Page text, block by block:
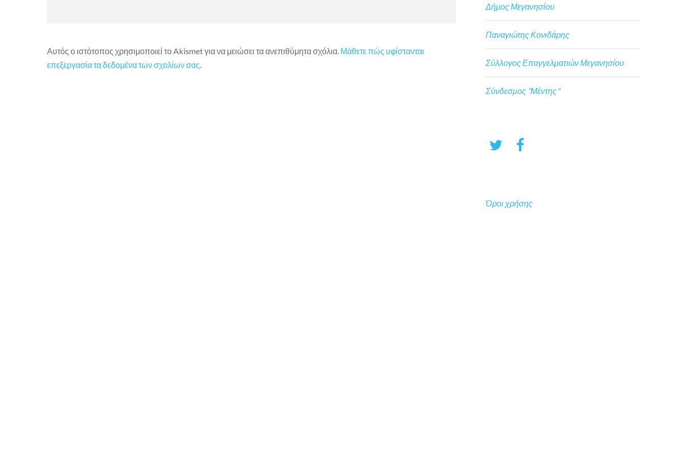
Αυτός ο ιστότοπος χρησιμοποιεί το Akismet για να μειώσει τα ανεπιθύμητα σχόλια. Μάθετε πώς υφίστανται
επεξεργασία τα δεδομένα των σχολίων σας.
Δήμος Μεγανησίου
Παναγιώτης Κονιδάρης
Σύλλογος Επαγγελματιών Μεγανησίου
Σύνδεσμος "Μέντης"
Όροι χρήσης